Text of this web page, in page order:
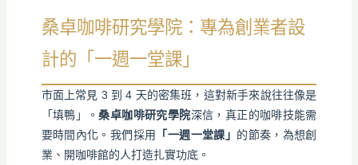
桑卓咖啡研究學院：專為創業者設
計的「一週一堂課」
市面上常見 3 到 4 天的密集班，這對新手來說往往像是
「填鴨」。桑卓咖啡研究學院深信，真正的咖啡技能需
要時間內化。我們採用
「一週一堂課」 的節奏，為想創
業、開咖啡館的人打造扎實功底。